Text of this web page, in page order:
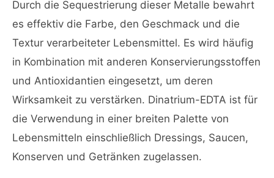
Durch die Sequestrierung dieser Metalle bewahrt
es effektiv die Farbe, den Geschmack und die
Textur verarbeiteter Lebensmittel. Es wird häufig
in Kombination mit anderen Konservierungsstoffen
und Antioxidantien eingesetzt, um deren
Wirksamkeit zu verstärken. Dinatrium-EDTA ist für
die Verwendung in einer breiten Palette von
Lebensmitteln einschließlich Dressings, Saucen,
Konserven und Getränken zugelassen.